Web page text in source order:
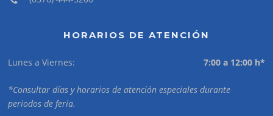
HORARIOS DE ATENCIÓN
Lunes a Viernes: 7:00 a 12:00 h*
*Consultar días y horarios de atención especiales durante
periodos de feria.